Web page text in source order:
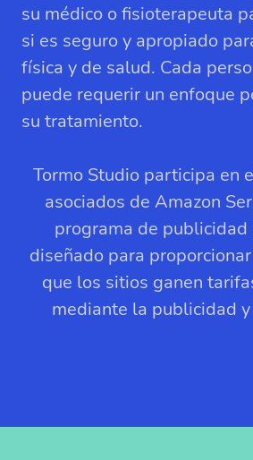
su médico o fisioterapeuta
si es seguro y apropiado
física y de salud. Cada
puede requerir un enfoque
su tratamiento.
Tormo Studio participa en
asociados de Amazon
programa de
diseñado para
que los sitios ganen
mediante la publicidad